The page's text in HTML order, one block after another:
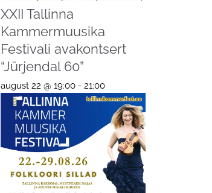
XXII Tallinna
Kammermuusika
Festivali avakontsert
“Jürjendal 60”
august 22 @ 19:00- 21:00